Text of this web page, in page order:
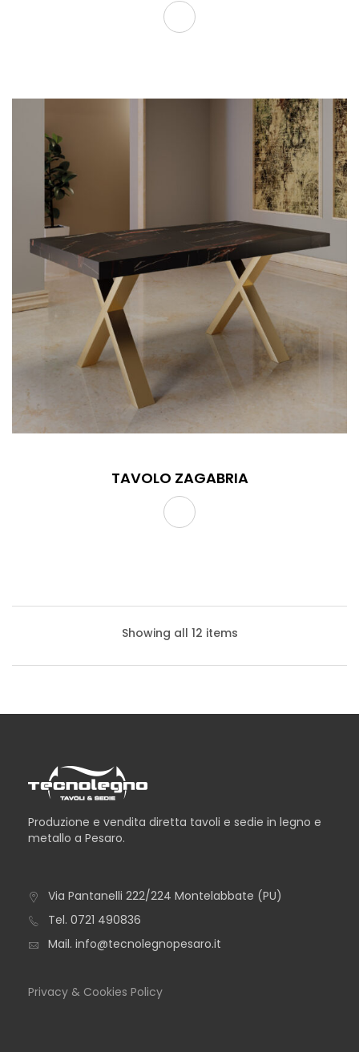
TAVOLO ZAGABRIA
TAVOLO ICEBERG
Showing all 12 items
Produzione e vendita diretta tavoli e sedie in legno e
metallo a Pesaro.
Via Pantanelli 222/224 Montelabbate (PU)
Tel. 0721 490836
Mail. info@tecnolegnopesaro.it
Privacy & Cookies Policy